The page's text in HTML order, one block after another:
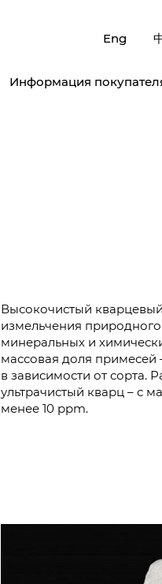
Eng
Информация
Высокочистый
измельчения
минеральных и
массовая доля примесей
в зависимости от сорта.
ультрачистый кварц – с
менее 10 ppm.